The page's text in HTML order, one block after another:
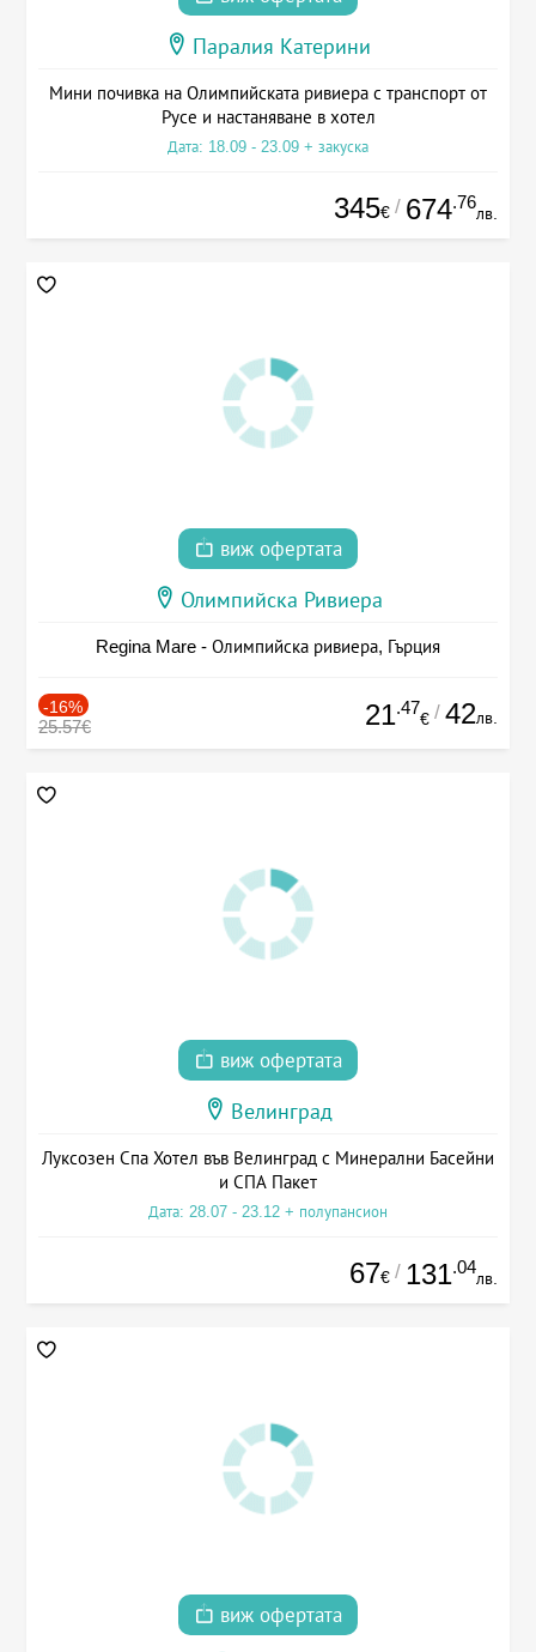
Паралия Катерини
Мини почивка на Олимпийската ривиера с транспорт от
Русе и настаняване в хотел
Дата: 18.09 - 23.09 + закуска
345€ / 674.76
лв.
виж офертата
Олимпийска Ривиера
Regina Mare - Олимпийска ривиера, Гърция
-16%
25.57€ 21.47
€ / 42лв.
виж офертата
Велинград
Луксозен Спа Хотел във Велинград с Минерални Басейни
и СПА Пакет
Дата: 28.07 - 23.12 + полупансион
67€ / 131.04
лв.
виж офертата